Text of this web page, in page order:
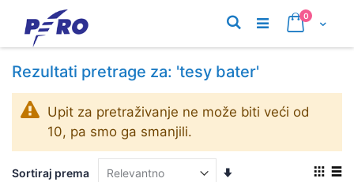
sadržaj
Cart
0proizvodi
Pretraživanje
Rezultati pretrage za: 'tesy bater'
Upit za pretraživanje ne može biti veći od
10, pa smo ga smanjili.
Sortiraj prema